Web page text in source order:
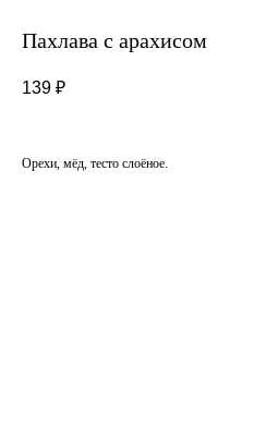
Пахлава с арахисом
139 ₽
Орехи, мёд, тесто слоёное.